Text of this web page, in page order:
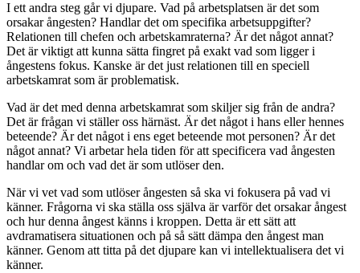
I ett andra steg går vi djupare. Vad på arbetsplatsen är det som
orsakar ångesten? Handlar det om specifika arbetsuppgifter?
Relationen till chefen och arbetskamraterna? Är det något annat?
Det är viktigt att kunna sätta fingret på exakt vad som ligger i
ångestens fokus. Kanske är det just relationen till en speciell
arbetskamrat som är problematisk.
Vad är det med denna arbetskamrat som skiljer sig från de andra?
Det är frågan vi ställer oss härnäst. Är det något i hans eller hennes
beteende? Är det något i ens eget beteende mot personen? Är det
något annat? Vi arbetar hela tiden för att specificera vad ångesten
handlar om och vad det är som utlöser den.
När vi vet vad som utlöser ångesten så ska vi fokusera på vad vi
känner. Frågorna vi ska ställa oss själva är varför det orsakar ångest
och hur denna ångest känns i kroppen. Detta är ett sätt att
avdramatisera situationen och på så sätt dämpa den ångest man
känner. Genom att titta på det djupare kan vi intellektualisera det vi
känner.